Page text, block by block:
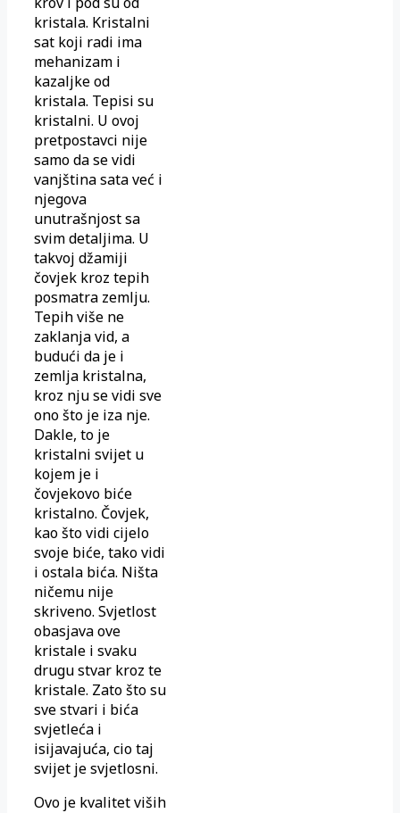
kristala. Kristalni
sat koji radi ima
mehanizam i
kazaljke od
kristala. Tepisi su
kristalni. U ovoj
pretpostavci nije
samo da se vidi
vanjština sata već i
njegova
unutrašnjost sa
svim detaljima. U
takvoj džamiji
čovjek kroz tepih
posmatra zemlju.
Tepih više ne
zaklanja vid, a
budući da je i
zemlja kristalna,
kroz nju se vidi sve
ono što je iza nje.
Dakle, to je
kristalni svijet u
kojem je i
čovjekovo biće
kristalno. Čovjek,
kao što vidi cijelo
svoje biće, tako vidi
i ostala bića. Ništa
ničemu nije
skriveno. Svjetlost
obasjava ove
kristale i svaku
drugu stvar kroz te
kristale. Zato što su
sve stvari i bića
svjetleća i
isijavajuća, cio taj
svijet je svjetlosni.
Ovo je kvalitet viših